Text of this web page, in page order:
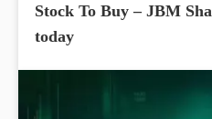
Stock To Buy – JBM
today